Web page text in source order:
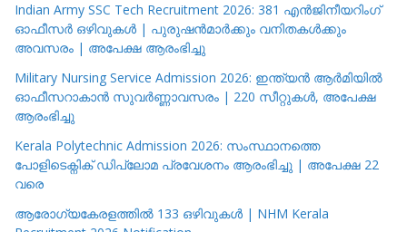
Indian Army SSC Tech Recruitment 2026: 381 എൻജിനീയറിംഗ്
ഓഫീസർ ഒഴിവുകൾ | പുരുഷൻമാർക്കും വനിതകൾക്കും
അവസരം | അപേക്ഷ ആരംഭിച്ചു
Military Nursing Service Admission 2026: ഇന്ത്യൻ ആർമിയിൽ
ഓഫീസറാകാൻ സുവർണ്ണാവസരം | 220 സീറ്റുകൾ, അപേക്ഷ
ആരംഭിച്ചു
Kerala Polytechnic Admission 2026: സംസ്ഥാനത്തെ
പോളിടെക്നിക് ഡിപ്ലോമ പ്രവേശനം ആരംഭിച്ചു | അപേക്ഷ 22
വരെ
ആരോഗ്യകേരളത്തിൽ 133 ഒഴിവുകൾ | NHM Kerala